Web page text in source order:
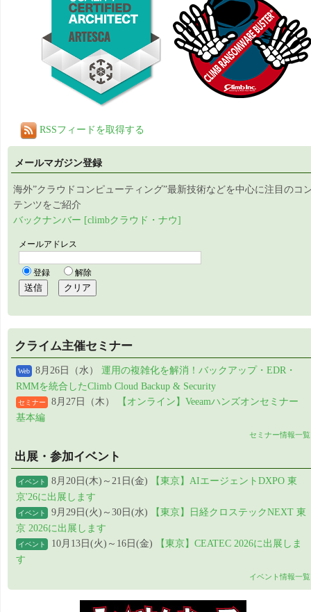
RSSフィードを取得する
メールマガジン登録
海外”クラウドコンピューティング”最新技術などを中心に注目のコ
テンツをご紹介
バックナンバー [climbクラウド・ナウ]
クライム主催セミナー
Web 8月26日（水） 運用の複雑化を解消！バックアップ・EDR・
RMMを統合したClimb Cloud Backup & Security
セミナー 8月27日（木）
【オンライン】Veeamハンズオンセミナー
基本編
セミナー情報一覧
出展・参加イベント
イベント 8月20日(木)～21日(金)
【東京】AIエージェントDXPO 東
京'26に出展します
イベント 9月29日(火)～30日(水)
【東京】日経クロステックNEXT 東
京 2026に出展します
イベント 10月13日(火)～16日(金)
【東京】CEATEC 2026に出展しま
す
イベント情報一覧